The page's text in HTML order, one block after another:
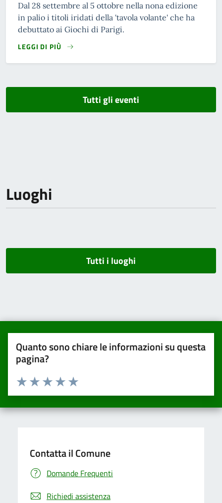
Dal 28 settembre al 5 ottobre nella nona edizione
in palio i titoli iridati della 'tavola volante' che ha
debuttato ai Giochi di Parigi.
LEGGI DI PIÙ
Tutti gli eventi
Luoghi
Tutti i luoghi
Quanto sono chiare le informazioni su questa
pagina?
Valuta da 1 a 5 stelle la pagina
Valuta 5 stelle su 5
Valuta 4 stelle su 5
Valuta 3 stelle su 5
Valuta 2 stelle su 5
Valuta una stella su 5
Contatta il Comune
Domande Frequenti
Richiedi assistenza